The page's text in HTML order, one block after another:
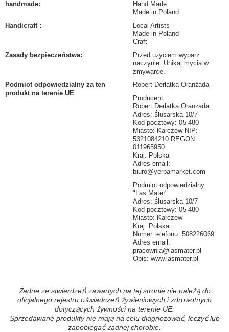
handmade:
Hand Made
Made in Poland
Handicraft :
Local Artists
Made in Poland
Craft
Zasady bezpieczeństwa:
Przed użyciem wyparz
naczynie. Unikaj mycia w
zmywarce.
Podmiot odpowiedzialny za ten
produkt na terenie UE
Robert Derlatka Oranżada
Producent
Robert Derlatka Oranżada
Adres: Ślusarska 10/7
Kod pocztowy: 05-480
Miasto: Karczew NIP:
5321084210 REGON
011965950
Kraj: Polska
Adres email:
biuro@yerbamarket.com
Podmiot odpowiedzialny
"Las Mater"
Adres: Ślusarska 10/7
Kod pocztowy: 05-480
Miasto: Karczew
Kraj: Polska
Numer telefonu: 508226069
Adres email:
pracownia@lasmater.pl
Opis: www.lasmater.pl
Żadne ze stwierdzeń zawartych na tej stronie nie należą do
oficjalnego rejestru oświadczeń żywieniowych i zdrowotnych
dotyczących żywności na terenie UE.
Sprzedawane produkty nie mają na celu diagnozować, leczyć lub
zapobiegać żadnej chorobie.